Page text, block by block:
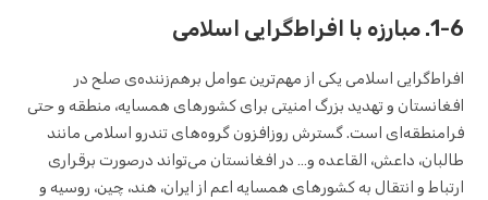
1-6. مبارزه با افراط‌گرایی اسلامی
افراط‌گرایی اسلامی یکی از مهم‌ترین عوامل برهم‌زننده‌ی صلح در
افغانستان و تهدید بزرگ امنیتی برای کشورهای همسایه، منطقه و حتی
فرامنطقه‌ای است. گسترش روزافزون گروه‌های تندرو اسلامی مانند
طالبان، داعش، القاعده و… در افغانستان می‌تواند درصورت برقراری
ارتباط و انتقال به کشورهای همسایه اعم از ایران، هند، چین، روسیه و